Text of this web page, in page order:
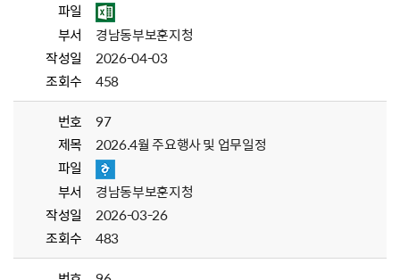
파일
부서
경남동부보훈지청
작성일
2026-04-03
조회수
458
번호
97
제목
2026.4월 주요행사 및 업무일정
파일
부서
경남동부보훈지청
작성일
2026-03-26
조회수
483